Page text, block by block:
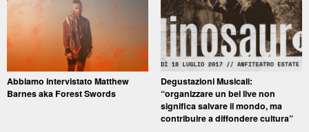
Abbiamo intervistato Matthew
Barnes aka Forest Swords
Degustazioni Musicali:
“organizzare un bel live non
significa salvare il mondo, ma
contribuire a diffondere cultura”